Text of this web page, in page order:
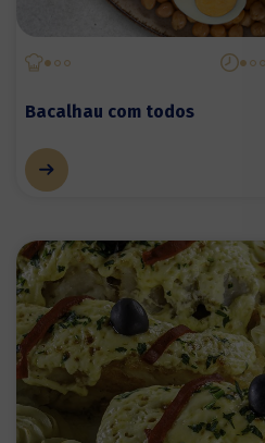
Bacalhau com todos